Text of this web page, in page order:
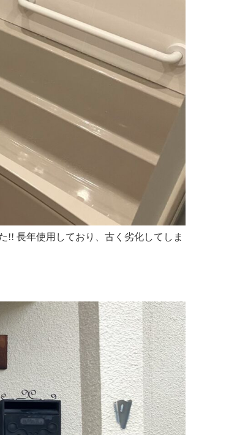
!! 長年使用しており、古く劣化してしま